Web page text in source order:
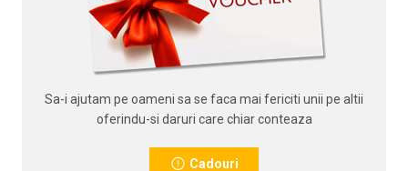
Sa-i ajutam pe oameni sa se faca mai fericiti unii pe altii
oferindu-si daruri care chiar conteaza
Cadouri